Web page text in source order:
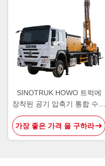
SINOTRUK HOWO 트럭에
장착된 공기 압축기 통합 수압
물 우물 뚫기 기구
가장 좋은 가격 을 구하라